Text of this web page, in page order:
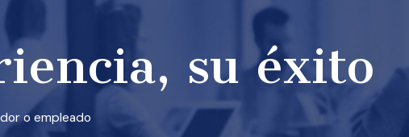
su éxito
o empleado